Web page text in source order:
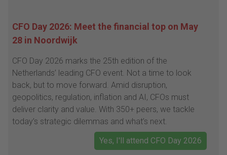
CFO Day 2026: Meet the financial top on May
28 in Noordwijk
CFO Day 2026 marks the 25th edition of the
Netherlands’ leading CFO event. Not a time to look
back, but to move forward. Amid disruption,
geopolitics, regulation, inflation and AI, CFOs must
deliver clarity and value. With 350+ peers, we tackle
today’s strategic dilemmas and what’s next.
Yes, I'll attend CFO Day 2026